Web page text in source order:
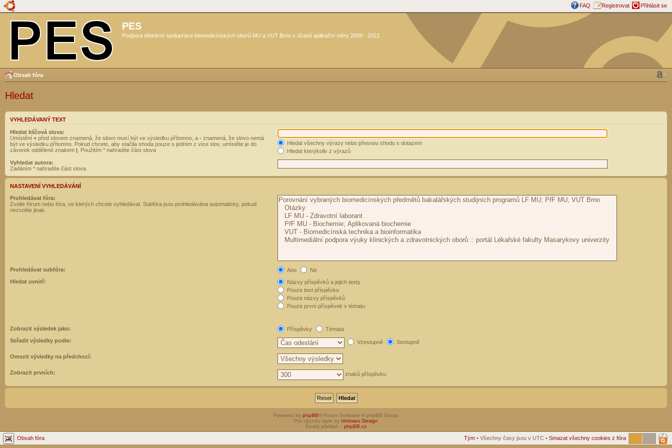
FAQ Registrovat Přihlásit se
PES
Podpora efektivní spolupráce biomedicínských oborů MU a VUT Brno s účastí aplikační sféry 2009 - 2012
Obsah fóra
Hledat
VYHLEDÁVANÝ TEXT
Hledat klíčová slova:
Umístění + před slovem znamená, že slovo musí být ve výsledku přítomno, a - znamená, že slovo nemá
být ve výsledku přítomno. Pokud chcete, aby stačila shoda pouze s jedním z více slov, umístěte je do
závorek oddělené znakem | . Použitím * nahradíte část slova
Hledat všechny výrazy nebo přesnou shodu s dotazem
Hledat kterýkoliv z výrazů
Vyhledat autora:
Zadáním * nahradíte část slova
NASTAVENÍ VYHLEDÁVÁNÍ
Prohledávat fóra:
Zvolte fórum nebo fóra, ve kterých chcete vyhledávat. Subfóra jsou prohledávána automaticky, pokud
nezvolíte jinak.
Prohledávat subfóra: Ano
Ne
Hledat uvnitř:
Názvy příspěvků a jejich texty
Pouze text příspěvku
Pouze názvy příspěvků
Pouze první příspěvek v tématu
Zobrazit výsledek jako: Příspěvky
Témata
Seřadit výsledky podle:
Vzestupně Sestupně
Omezit výsledky na předchozí:
Zobrazit prvních: znaků příspěvku
Powered by phpBB® Forum Software © phpBB Group
Pro Ubuntu style by Ishimaru Design
Český překlad – phpBB.cz
Obsah fóra Tým • Všechny časy jsou v UTC • Smazat všechny cookies z fóra